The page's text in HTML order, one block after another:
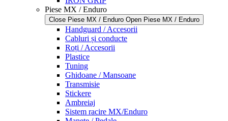
Piese MX / Enduro
Close Piese MX / Enduro Open Piese MX / Enduro
Handguard / Accesorii
Cabluri și conducte
Roți / Accesorii
Plastice
Tuning
Ghidoane / Mansoane
Transmisie
Stickere
Ambreiaj
Sistem racire MX/Enduro